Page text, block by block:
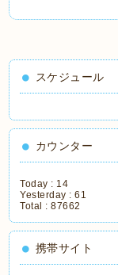
スケジュール
カウンター
Today : 14
Yesterday :61
Total :87662
携帯サイト